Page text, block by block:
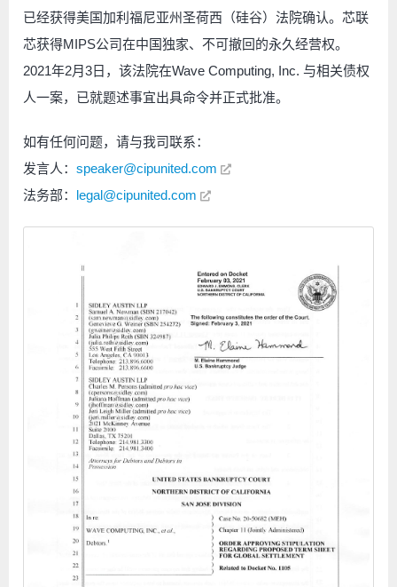
已经获得美国加利福尼亚州圣荷西（硅谷）法院确认。芯联
芯获得MIPS公司在中国独家、不可撤回的永久经营权。
2021年2月3日，该法院在Wave Computing, Inc. 与相关债权
人一案，已就题述事宜出具命令并正式批准。
如有任何问题，请与我司联系：
发言人： speaker@cipunited.com
法务部： legal@cipunited.com